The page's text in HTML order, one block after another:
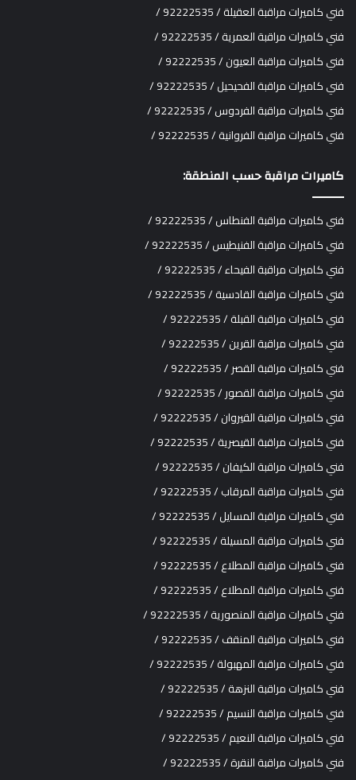
فني كاميرات مراقبة العقيلة / 92222535 /
فني كاميرات مراقبة العمرية / 92222535 /
فني كاميرات مراقبة العيون / 92222535 /
فني كاميرات مراقبة الفحيحيل / 92222535 /
فني كاميرات مراقبة الفردوس / 92222535 /
فني كاميرات مراقبة الفروانية / 92222535 /
كاميرات مراقبة حسب المنطقة:
فني كاميرات مراقبة الفنطاس / 92222535 /
فني كاميرات مراقبة الفنيطيس / 92222535 /
فني كاميرات مراقبة الفيحاء / 92222535 /
فني كاميرات مراقبة القادسية / 92222535 /
فني كاميرات مراقبة القبلة / 92222535 /
فني كاميرات مراقبة القرين / 92222535 /
فني كاميرات مراقبة القصر / 92222535 /
فني كاميرات مراقبة القصور / 92222535 /
فني كاميرات مراقبة القيروان / 92222535 /
فني كاميرات مراقبة القيصرية / 92222535 /
فني كاميرات مراقبة الكيفان / 92222535 /
فني كاميرات مراقبة المرقاب / 92222535 /
فني كاميرات مراقبة المسايل / 92222535 /
فني كاميرات مراقبة المسيلة / 92222535 /
فني كاميرات مراقبة المطلاع / 92222535 /
فني كاميرات مراقبة المطلاع / 92222535 /
فني كاميرات مراقبة المنصورية / 92222535 /
فني كاميرات مراقبة المنقف / 92222535 /
فني كاميرات مراقبة المهبولة / 92222535 /
فني كاميرات مراقبة النزهة / 92222535 /
فني كاميرات مراقبة النسيم / 92222535 /
فني كاميرات مراقبة النعيم / 92222535 /
فني كاميرات مراقبة النقرة / 92222535 /